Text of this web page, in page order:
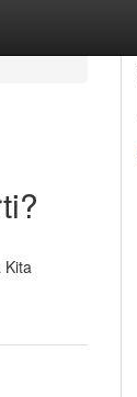
Kita